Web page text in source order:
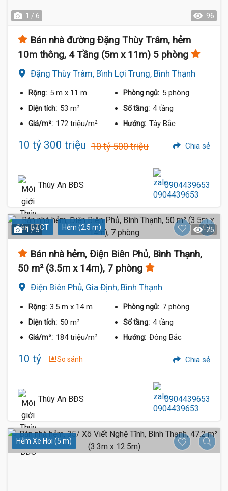
1 / 6 96
Bán nhà đường Đặng Thùy Trâm, hẻm
10m thông, 4 Tầng (5m x 11m) 5 phòng
Đặng Thùy Trâm, Bình Lợi Trung, Bình Thạnh
Rộng: 5 m x 11 m Phòng ngủ: 5 phòng
Diện tích: 53 m² Số tầng: 4 tầng
Giá/m²: 172 triệu/m² Hướng: Tây Bắc
10 tỷ 300 triệu 10 tỷ 500 triệu Chia sẻ
Thúy An BĐS 0904439653
Sàn BTCT Hẻm (2.5 m)
1 / 5 25
Bán nhà hẻm, Điện Biên Phủ, Bình Thạnh,
50 m² (3.5m x 14m), 7 phòng
Điện Biên Phủ, Gia Định, Bình Thạnh
Rộng: 3.5 m x 14 m Phòng ngủ: 7 phòng
Diện tích: 50 m² Số tầng: 4 tầng
Giá/m²: 184 triệu/m² Hướng: Đông Bắc
10 tỷ So sánh Chia sẻ
Thúy An BĐS 0904439653
Hẻm Xe Hơi (5 m)